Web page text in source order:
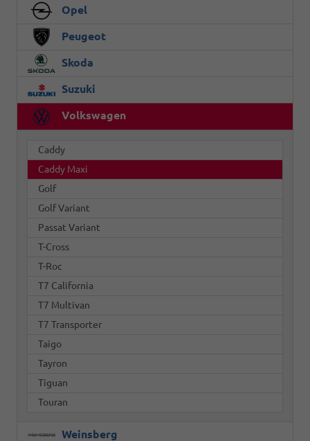
Opel
Peugeot
Skoda
Suzuki
Volkswagen
Caddy
Caddy Maxi
Golf
Golf Variant
Passat Variant
T-Cross
T-Roc
T7 California
T7 Multivan
T7 Transporter
Taigo
Tayron
Tiguan
Touran
Weinsberg